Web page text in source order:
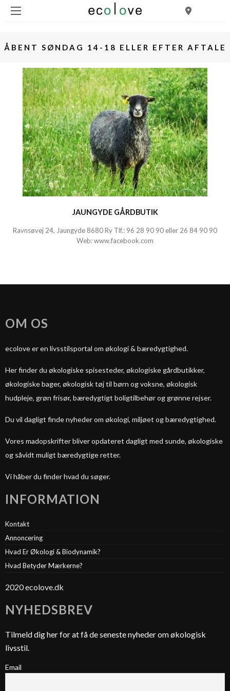
ÅBENT SØNDAG 14-18 ELLER EFTER AFTALE
JAUNGYDE GÅRDBUTIK
Ravnsøvej 24, Jaungyde 8680 Ry Tlf.: 96 28 90 90 eller 26 84 90 90
Web:www.facebook.com
OM OS
ecolove er en livsstilsportal om økologi & bæredygtighed.
Her finder du økologiske spisesteder, økologiske gårdbutikker,
økologiske bager, økologisk tøj til børn og voksne, økologisk
hudpleje, grøn frisør, bæredygtigt boligtilbehør og grønne rejser.
Du vil dagligt finde nyheder om økologi, miljøet og bæredygtighed.
Vores madopskrifter bliver opdateret dagligt med sunde, økologiske
og såvidt muligt bæredygtige retter.
Vi håber du finder hvad du søger.
INFORMATION
Kontakt
Annoncering
Hvad Er Økologi & Biodynamik?
Hvad Betyder Mærkerne?
2020 ecolove.dk
NYHEDSBREV
Tilmeld dig her for at få de seneste nyheder om økologisk
livsstil.
Email